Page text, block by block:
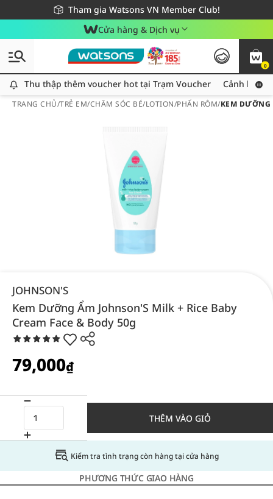
Tham gia Watsons VN Member Club!
Miễn phí giao hàng cho đơn hàng từ 249,000Đ
Giao hàng nhanh 24h - Áp dụng khu vực TP. Hồ Chí Minh
Cửa hàng & Dịch vụ
0
Thu thập thêm voucher hot tại Trạm Voucher
Thu thập thêm voucher hot tại Trạm Voucher Cảnh báo
TRANG CHỦ/TRẺ EM/CHĂM SÓC BÉ/LOTION/PHẤN RÔM/KEM DƯỠNG
JOHNSON'S
Kem Dưỡng Ẩm Johnson'S Milk + Rice Baby
Cream Face & Body 50g
79,000₫
THÊM VÀO GIỎ
Kiểm tra tình trạng còn hàng tại cửa hàng
PHƯƠNG THỨC GIAO HÀNG